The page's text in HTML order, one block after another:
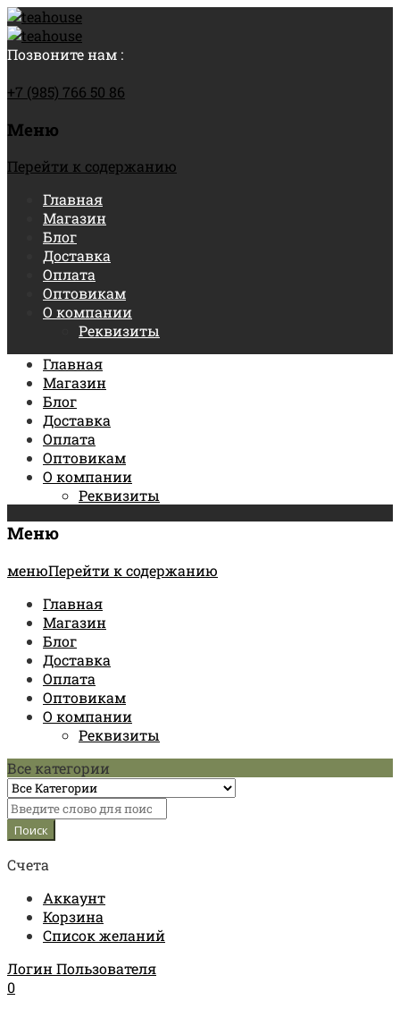
Позвоните нам :
+7 (985) 766 50 86
Меню
Перейти к содержанию
Главная
Магазин
Блог
Доставка
Оплата
Оптовикам
О компании
Реквизиты
Главная
Магазин
Блог
Доставка
Оплата
Оптовикам
О компании
Реквизиты
Меню
менюПерейти к содержанию
Главная
Магазин
Блог
Доставка
Оплата
Оптовикам
О компании
Реквизиты
Все категории
Счета
Аккаунт
Корзина
Список желаний
Логин Пользователя
0